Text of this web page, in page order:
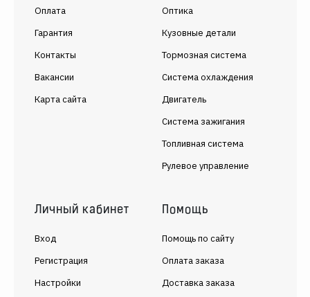
Оплата
Гарантия
Контакты
Вакансии
Карта сайта
Оптика
Кузовные детали
Тормозная система
Система охлаждения
Двигатель
Система зажигания
Топливная система
Рулевое управление
Личный кабинет
Вход
Регистрация
Настройки
Помощь
Помощь по сайту
Оплата заказа
Доставка заказа